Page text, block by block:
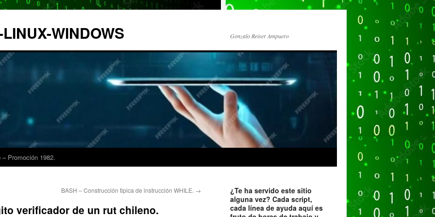
WINDOWS Gonzalo Reiser Ampuero
Promoción 1982.
BASH – Construcción tipica de instrucción WHILE. →
verificador de un rut chileno.
¿Te ha servido este sitio
alguna vez? Cada script,
cada línea de ayuda aquí es